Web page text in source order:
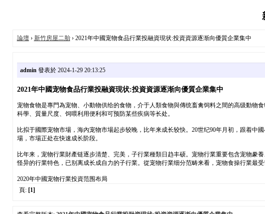
論壇› 新竹房屋二胎› 2021年中國宠物食品行業投融資現状:投資資源逐渐向優質企業集中
admin發表於 2024-1-29 20:13:25
2021年中國宠物食品行業投融資現状:投資資源逐渐向優質企業集中
宠物食物是專門為宠物、小動物供给的食物，介于人類食物與傳统畜禽饲料之間的高级動物
科學、質量尺度、饲喂利用便利和可预防某些疾病等长处。
比拟于國際宠物市場，海內宠物市場起步较晚，比年来成长较快。20世纪90年月初，跟着
場，市場正处在快速成长阶段。
比年来，宠物行業財產链逐步清楚、完美，子行業種類日趋丰硕。宠物行業重要包含宠物
怪异的行業特色，已别离成长成自力的子行業。從宠物行業细分范畴来看，宠物食操行業最
2020年中國宠物行業投資范围布局
頁: [1]